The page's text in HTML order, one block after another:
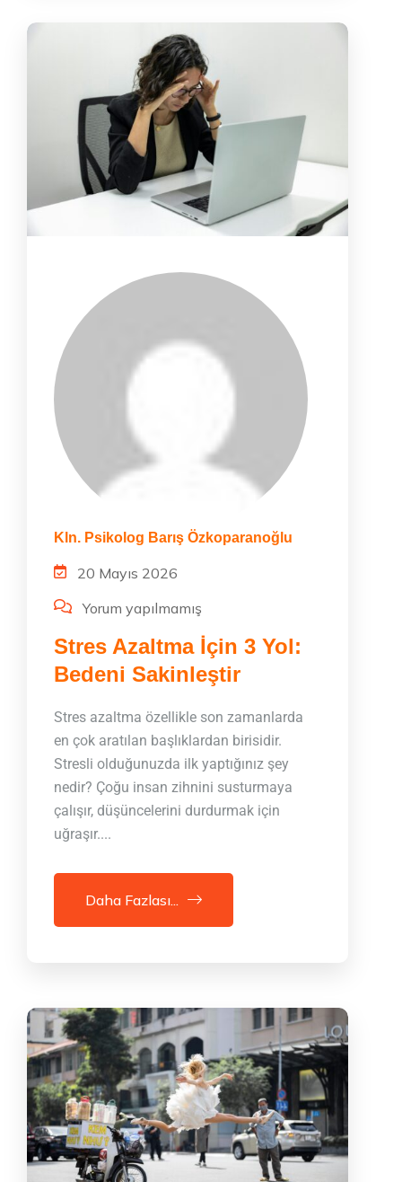
Kln. Psikolog Barış Özkoparanoğlu
20 Mayıs 2026
Yorum yapılmamış
Stres Azaltma İçin 3 Yol:
Bedeni Sakinleştir
Stres azaltma özellikle son zamanlarda
en çok aratılan başlıklardan birisidir.
Stresli olduğunuzda ilk yaptığınız şey
nedir? Çoğu insan zihnini susturmaya
çalışır, düşüncelerini durdurmak için
uğraşır....
Daha Fazlası...